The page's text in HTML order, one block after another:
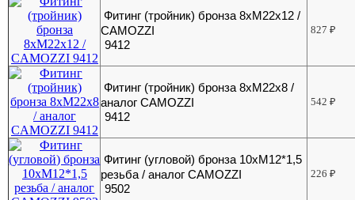
Фитинг (тройник) бронза 8хМ22х12 /
CAMOZZI
9412
827₽
Фитинг (тройник) бронза 8хМ22х8 /
аналог CAMOZZI
9412
542₽
Фитинг (угловой) бронза 10хМ12*1,5
резьба / аналог CAMOZZI
9502
226₽